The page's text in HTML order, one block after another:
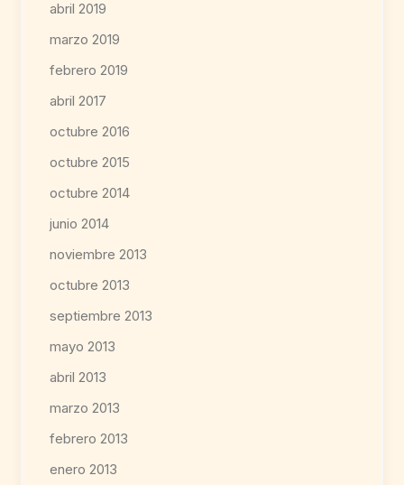
abril 2019
marzo 2019
febrero 2019
abril 2017
octubre 2016
octubre 2015
octubre 2014
junio 2014
noviembre 2013
octubre 2013
septiembre 2013
mayo 2013
abril 2013
marzo 2013
febrero 2013
enero 2013